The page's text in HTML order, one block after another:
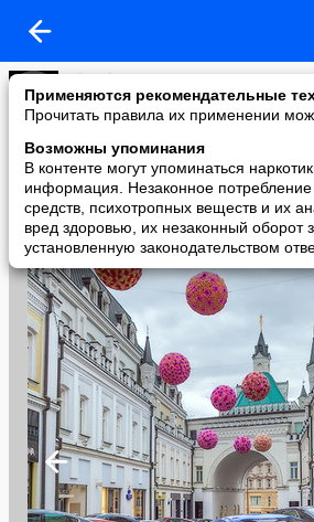
Применяются рекомендательные
Прочитать правила их применении
Возможны упоминания
В контенте могут упоминаться
информация. Незаконное потребление
средств, психотропных веществ и их
вред здоровью, их незаконный оборот
установленную законодательством
FiloSofeM
added a photo
06 Nov в 15:34